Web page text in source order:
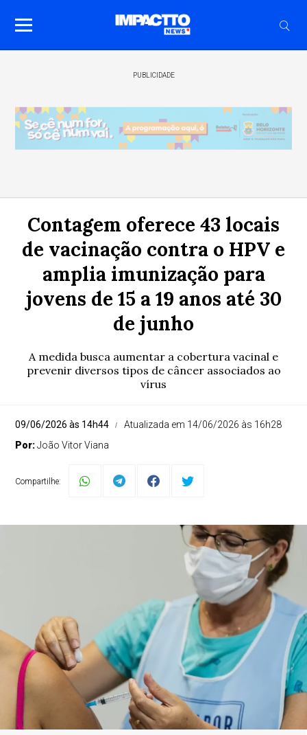
PUBLICIDADE
Contagem oferece 43 locais
de vacinação contra o HPV e
amplia imunização para
jovens de 15 a 19 anos até 30
de junho
A medida busca aumentar a cobertura vacinal e
prevenir diversos tipos de câncer associados ao
vírus
09/06/2026 às 14h44
Atualizada em 14/06/2026 às 16h28
Por:João Vitor Viana
Compartilhe: